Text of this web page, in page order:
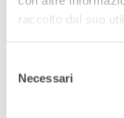
raccolto dal suo
delNecessari
Sapevi
previsto